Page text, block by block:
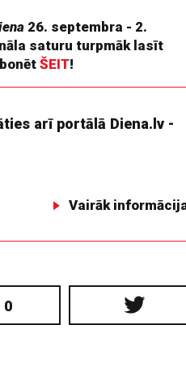
26. septembra - 2.
saturu turpmāk lasīt
ŠEIT!
arī portālā Diena.lv -
Vairāk
0